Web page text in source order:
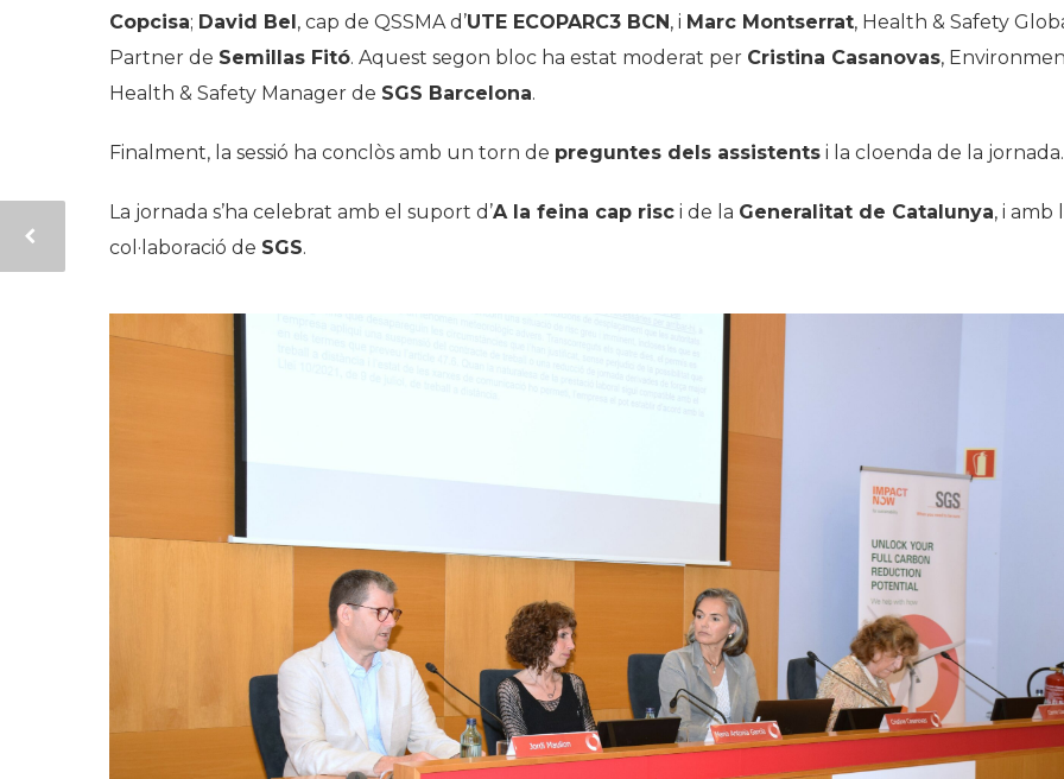
Copcisa; David Bel , cap de QSSMA d’UTE ECOPARC3 BCN , i Marc Montserrat, Health & Safety
Partner de Semillas Fitó. Aquest segon bloc ha estat moderat per Cristina Casanovas,
Health & Safety Manager de SGS Barcelona.
Finalment, la sessió ha conclòs amb un torn de preguntes dels assistents i la cloenda de la jornada.
La jornada s’ha celebrat amb el suport d’A la feina cap risc i de la Generalitat de Catalunya, i amb
col·laboració de SGS.